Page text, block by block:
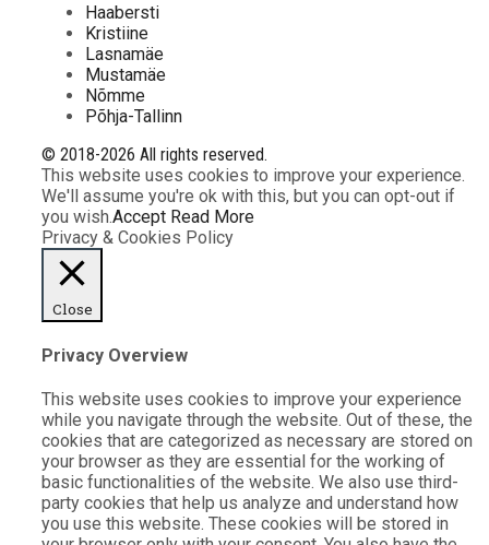
Haabersti
Kristiine
Lasnamäe
Mustamäe
Nõmme
Põhja-Tallinn
© 2018-2026 All rights reserved.
This website uses cookies to improve your experience.
We'll assume you're ok with this, but you can opt-out if
you wish.Accept Read More
Privacy & Cookies Policy
Close
Privacy Overview
This website uses cookies to improve your experience
while you navigate through the website. Out of these, the
cookies that are categorized as necessary are stored on
your browser as they are essential for the working of
basic functionalities of the website. We also use third-
party cookies that help us analyze and understand how
you use this website. These cookies will be stored in